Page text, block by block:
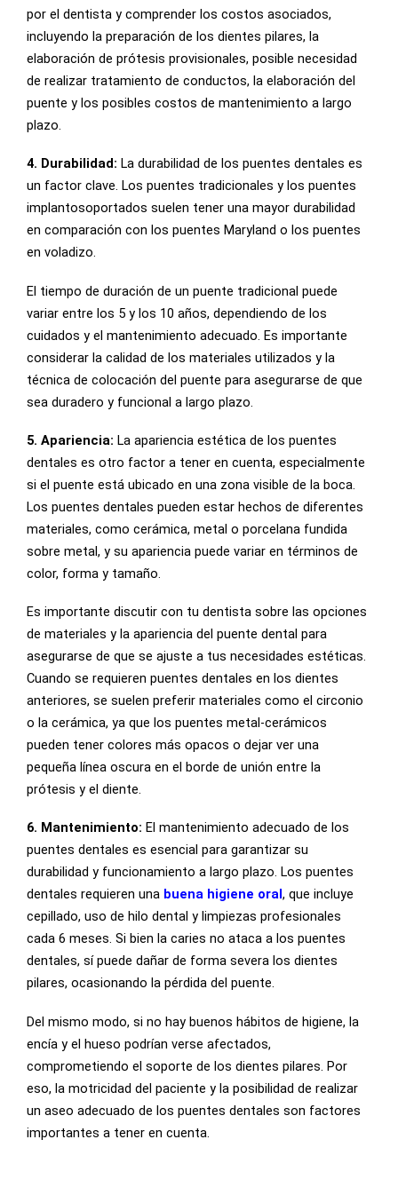
por el dentista y comprender los costos asociados,
incluyendo la preparación de los dientes pilares, la
elaboración de prótesis provisionales, posible necesidad
de realizar tratamiento de conductos, la elaboración del
puente y los posibles costos de mantenimiento a largo
plazo.
4. Durabilidad: La durabilidad de los puentes dentales es
un factor clave. Los puentes tradicionales y los puentes
implantosoportados suelen tener una mayor durabilidad
en comparación con los puentes Maryland o los puentes
en voladizo.
El tiempo de duración de un puente tradicional puede
variar entre los 5 y los 10 años, dependiendo de los
cuidados y el mantenimiento adecuado. Es importante
considerar la calidad de los materiales utilizados y la
técnica de colocación del puente para asegurarse de que
sea duradero y funcional a largo plazo.
5. Apariencia: La apariencia estética de los puentes
dentales es otro factor a tener en cuenta, especialmente
si el puente está ubicado en una zona visible de la boca.
Los puentes dentales pueden estar hechos de diferentes
materiales, como cerámica, metal o porcelana fundida
sobre metal, y su apariencia puede variar en términos de
color, forma y tamaño.
Es importante discutir con tu dentista sobre las opciones
de materiales y la apariencia del puente dental para
asegurarse de que se ajuste a tus necesidades estéticas.
Cuando se requieren puentes dentales en los dientes
anteriores, se suelen preferir materiales como el circonio
o la cerámica, ya que los puentes metal-cerámicos
pueden tener colores más opacos o dejar ver una
pequeña línea oscura en el borde de unión entre la
prótesis y el diente.
6. Mantenimiento: El mantenimiento adecuado de los
puentes dentales es esencial para garantizar su
durabilidad y funcionamiento a largo plazo. Los puentes
dentales requieren una buena higiene oral , que incluye
cepillado, uso de hilo dental y limpiezas profesionales
cada 6 meses. Si bien la caries no ataca a los puentes
dentales, sí puede dañar de forma severa los dientes
pilares, ocasionando la pérdida del puente.
Del mismo modo, si no hay buenos hábitos de higiene, la
encía y el hueso podrían verse afectados,
comprometiendo el soporte de los dientes pilares. Por
eso, la motricidad del paciente y la posibilidad de realizar
un aseo adecuado de los puentes dentales son factores
importantes a tener en cuenta.